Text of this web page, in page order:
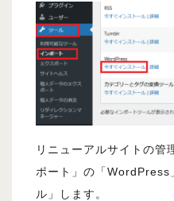
リニューアルサイトの管
ポート」の「WordPress
ル」します。